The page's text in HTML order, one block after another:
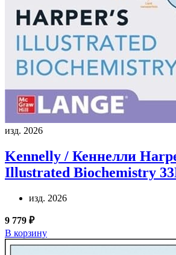
изд. 2026
Kennelly / Кеннелли
Illustrated Biochemistry
изд. 2026
9 779 ₽
В корзину